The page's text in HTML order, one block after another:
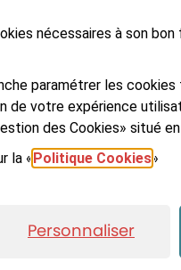
nécessaires à son
paramétrer les
de votre expérience
des Cookies» situé
la « Politique Cookies»
Personnaliser
Suivez-